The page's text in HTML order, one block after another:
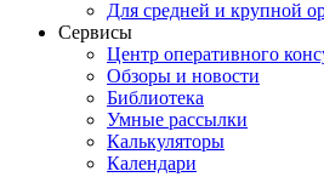
Для средней и крупной
Сервисы
Центр оперативного
Обзоры и новости
Библиотека
Умные рассылки
Калькуляторы
Календари